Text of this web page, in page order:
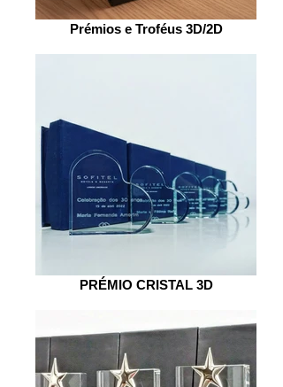
Prémios e Troféus 3D/2D
PRÉMIO CRISTAL 3D